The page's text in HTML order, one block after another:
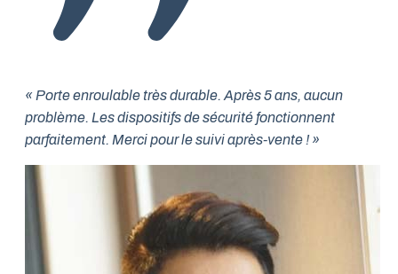
« Porte enroulable très durable. Après 5 ans, aucun
problème. Les dispositifs de sécurité fonctionnent
parfaitement. Merci pour le suivi après-vente ! »